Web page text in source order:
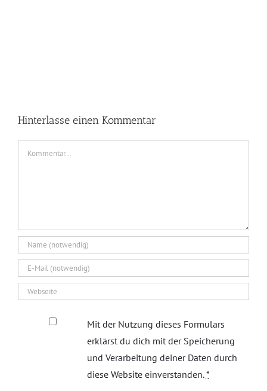
Hinterlasse einen Kommentar
Kommentar
Mit der Nutzung dieses Formulars
erklärst du dich mit der Speicherung
und Verarbeitung deiner Daten durch
diese Website einverstanden.*